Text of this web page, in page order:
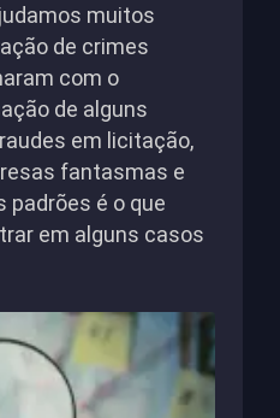
muitos
de crimes
com o
de alguns
em licitação,
fantasmas e
padrões é o que
em alguns casos